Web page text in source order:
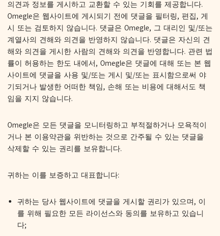
의견과 정보를 게시하고 교환할 수 있는 기회를 제공합니다.
Omegle은 웹사이트에 게시되기 전에 댓글을 필터링, 편집, 게
시 또는 검토하지 않습니다. 댓글은 Omegle, 그 대리인 및/또는
계열사의 견해와 의견을 반영하지 않습니다. 댓글은 자신의 견
해와 의견을 게시한 사람의 견해와 의견을 반영합니다. 관련 법
률이 허용하는 한도 내에서, Omegle은 댓글에 대해 또는 본 웹
사이트에 댓글을 사용 및/또는 게시 및/또는 표시함으로써 야
기되거나 발생한 어떠한 책임, 손해 또는 비용에 대해서도 책
임을 지지 않습니다.
Omegle은 모든 댓글을 모니터링하고 부적절하거나 모욕적이
거나 본 이용약관을 위반하는 것으로 간주될 수 있는 댓글을
삭제할 수 있는 권리를 보유합니다.
귀하는 이를 보증하고 대표합니다:
귀하는 당사 웹사이트에 댓글을 게시할 권리가 있으며, 이
를 위해 필요한 모든 라이선스와 동의를 보유하고 있습니
다;